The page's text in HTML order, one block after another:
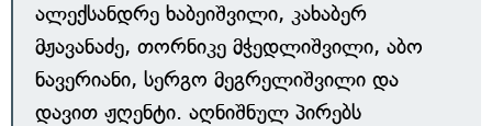
ალექსანდრე ხაბეიშვილი, კახაბერ
მჟავანაძე, თორნიკე მჭედლიშვილი, აბო
ნავერიანი, სერგო მეგრელიშვილი და
დავით ჟღენტი. აღნიშნულ პირებს